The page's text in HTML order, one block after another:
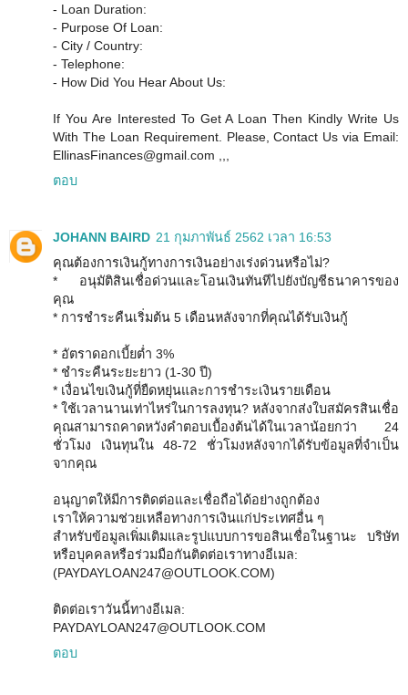
- Loan Duration:
- Purpose Of Loan:
- City / Country:
- Telephone:
- How Did You Hear About Us:
If You Are Interested To Get A Loan Then Kindly Write Us
With The Loan Requirement. Please, Contact Us via Email:
EllinasFinances@gmail.com ,,,
ตอบ
JOHANN BAIRD 21 กุมภาพันธ์ 2562 เวลา 16:53
คุณต้องการเงินกู้ทางการเงินอย่างเร่งด่วนหรือไม่?
* อนุมัติสินเชื่อด่วนและโอนเงินทันทีไปยังบัญชีธนาคารของ
คุณ
* การชำระคืนเริ่มต้น 5 เดือนหลังจากที่คุณได้รับเงินกู้
* อัตราดอกเบี้ยต่ำ 3%
* ชำระคืนระยะยาว (1-30 ปี)
* เงื่อนไขเงินกู้ที่ยืดหยุ่นและการชำระเงินรายเดือน
* ใช้เวลานานเท่าไหร่ในการลงทุน? หลังจากส่งใบสมัครสินเชื่อ
คุณสามารถคาดหวังคำตอบเบื้องต้นได้ในเวลาน้อยกว่า 24
ชั่วโมง เงินทุนใน 48-72 ชั่วโมงหลังจากได้รับข้อมูลที่จำเป็น
จากคุณ
อนุญาตให้มีการติดต่อและเชื่อถือได้อย่างถูกต้อง
เราให้ความช่วยเหลือทางการเงินแก่ประเทศอื่น ๆ
สำหรับข้อมูลเพิ่มเติมและรูปแบบการขอสินเชื่อในฐานะ บริษัท
หรือบุคคลหรือร่วมมือกันติดต่อเราทางอีเมล:
(PAYDAYLOAN247@OUTLOOK.COM)
ติดต่อเราวันนี้ทางอีเมล:
PAYDAYLOAN247@OUTLOOK.COM
ตอบ